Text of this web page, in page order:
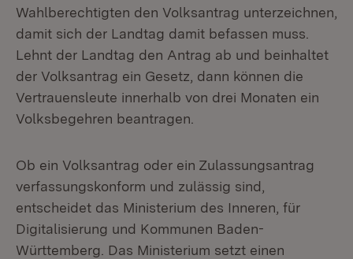
Wahlberechtigten den Volksantrag unterzeichnen,
damit sich der Landtag damit befassen muss.
Lehnt der Landtag den Antrag ab und beinhaltet
der Volksantrag ein Gesetz, dann können die
Vertrauensleute innerhalb von drei Monaten ein
Volksbegehren beantragen.
Ob ein Volksantrag oder ein Zulassungsantrag
verfassungskonform und zulässig sind,
entscheidet das Ministerium des Inneren, für
Digitalisierung und Kommunen Baden-
Württemberg. Das Ministerium setzt einen